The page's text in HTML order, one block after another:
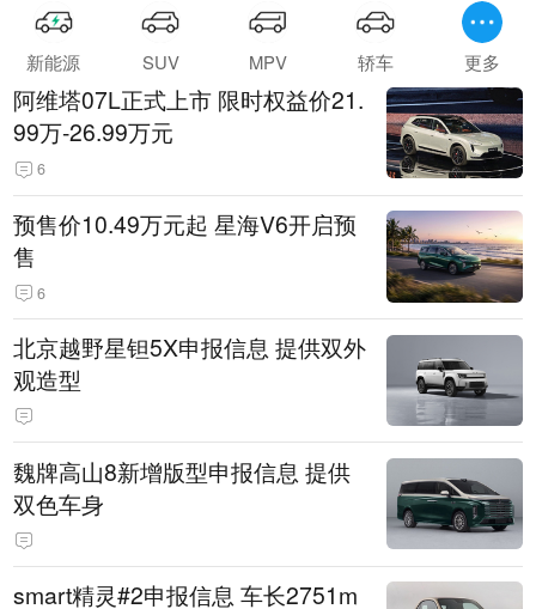
新能源 SUV MPV 轿车 更多
阿维塔07L正式上市 限时权益价21.
99万-26.99万元
6
预售价10.49万元起 星海V6开启预
售
6
北京越野星钽5X申报信息 提供双外
观造型
魏牌高山8新增版型申报信息 提供
双色车身
smart精灵#2申报信息 车长2751m